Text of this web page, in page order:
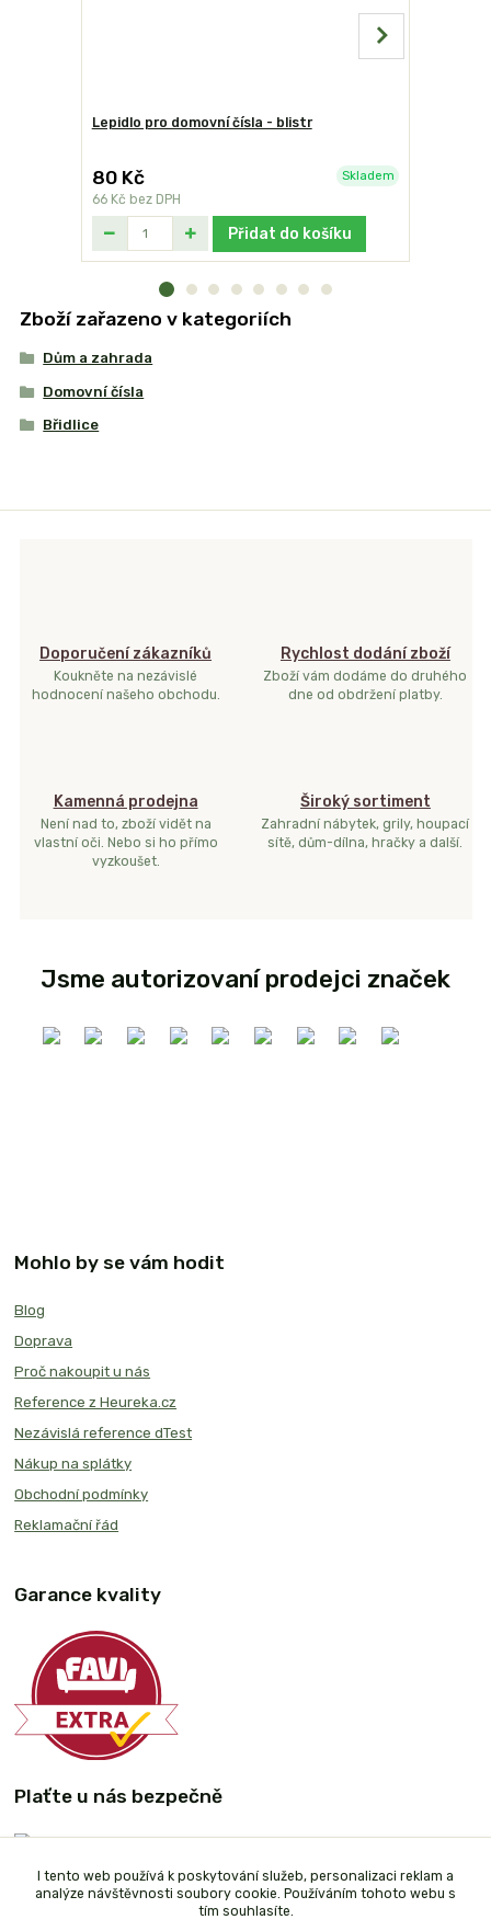
Lepidlo pro domovní čísla - blistr
80 Kč
66 Kč bez DPH
Skladem
Přidat do košíku
Zboží zařazeno v kategoriích
Dům a zahrada
Domovní čísla
Břidlice
Doporučení zákazníků
Koukněte na nezávislé
hodnocení našeho obchodu.
Rychlost dodání zboží
Zboží vám dodáme do druhého
dne od obdržení platby.
Kamenná prodejna
Není nad to, zboží vidět na
vlastní oči. Nebo si ho přímo
vyzkoušet.
Široký sortiment
Zahradní nábytek, grily, houpací
sítě, dům-dílna, hračky a další.
Jsme autorizovaní prodejci značek
Mohlo by se vám hodit
Blog
Doprava
Proč nakoupit u nás
Reference z Heureka.cz
Nezávislá reference dTest
Nákup na splátky
Obchodní podmínky
Reklamační řád
Garance kvality
Plaťte u nás bezpečně
I tento web používá k poskytování služeb, personalizaci reklam a
analýze návštěvnosti soubory cookie. Používáním tohoto webu s
tím souhlasíte.